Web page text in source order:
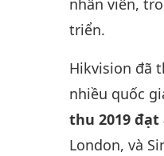
nhân viên,
triển.
Hikvision đã
nhiều quốc
thu 2019 đạt
London, và